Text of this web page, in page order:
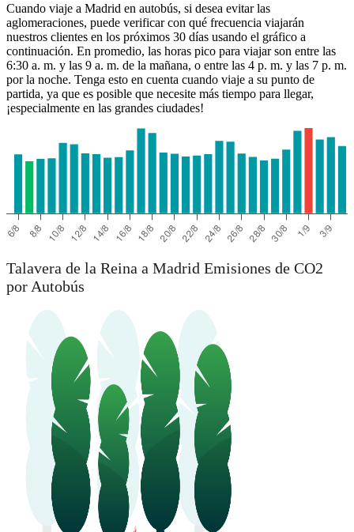
Cuando viaje a Madrid en autobús, si desea evitar las
aglomeraciones, puede verificar con qué frecuencia viajarán
nuestros clientes en los próximos 30 días usando el gráfico a
continuación. En promedio, las horas pico para viajar son entre las
6:30 a. m. y las 9 a. m. de la mañana, o entre las 4 p. m. y las 7 p. m.
por la noche. Tenga esto en cuenta cuando viaje a su punto de
partida, ya que es posible que necesite más tiempo para llegar,
¡especialmente en las grandes ciudades!
Talavera de la Reina a Madrid Emisiones de CO2
por Autobús